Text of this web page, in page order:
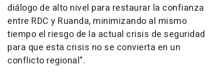
diálogo de alto nivel para restaurar la confianza
entre RDC y Ruanda, minimizando al mismo
tiempo el riesgo de la actual crisis de seguridad
para que esta crisis no se convierta en un
conflicto regional".